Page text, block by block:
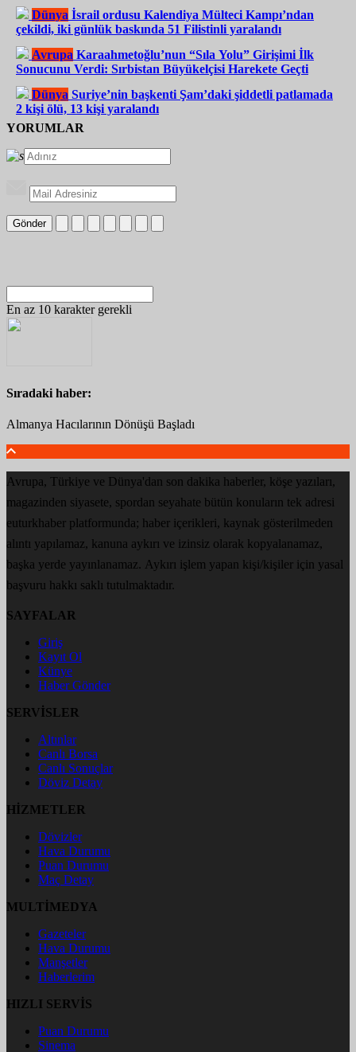
Dünya İsrail ordusu Kalendiya Mülteci Kampı’ndan
çekildi, iki günlük baskında 51 Filistinli yaralandı
Avrupa Karaahmetoğlu’nun “Sıla Yolu” Girişimi İlk
Sonucunu Verdi: Sırbistan Büyükelçisi Harekete Geçti
Dünya Suriye’nin başkenti Şam’daki şiddetli patlamada
2 kişi ölü, 13 kişi yaralandı
YORUMLAR
Gönder
En az 10 karakter gerekli
Sıradaki haber:
Almanya Hacılarının Dönüşü Başladı
Avrupa, Türkiye ve Dünya'dan son dakika haberler, köşe yazıları,
magazinden siyasete, spordan seyahate bütün konuların tek adresi
euturkhaber platformunda; haber içerikleri, kaynak gösterilmeden
alıntı yapılamaz, kanuna aykırı ve izinsiz olarak kopyalanamaz,
başka yerde yayınlanamaz. Aykırı işlem yapan kişi/kişiler için yasal
başvuru hakkı saklı tutulmaktadır.
SAYFALAR
Giriş
Kayıt Ol
Künye
Haber Gönder
SERVİSLER
Altınlar
Canlı Borsa
Canlı Sonuçlar
Döviz Detay
HİZMETLER
Dövizler
Hava Durumu
Puan Durumu
Maç Detay
MULTİMEDYA
Gazeteler
Hava Durumu
Manşetler
Haberlerim
HIZLI SERVİS
Puan Durumu
Sinema